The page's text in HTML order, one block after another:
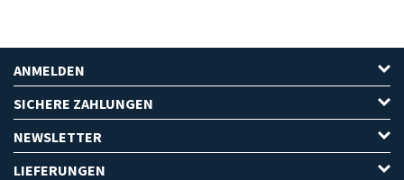
ANMELDEN
SICHERE ZAHLUNGEN
NEWSLETTER
LIEFERUNGEN